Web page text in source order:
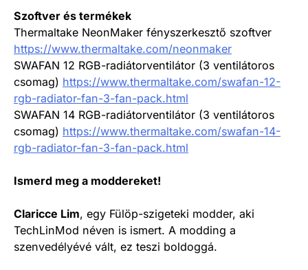
Szoftver és termékek
Thermaltake NeonMaker fényszerkesztő szoftver
https://www.thermaltake.com/neonmaker
SWAFAN 12 RGB-radiátorventilátor (3 ventilátoros
csomag) https://www.thermaltake.com/swafan-12-
rgb-radiator-fan-3-fan-pack.html
SWAFAN 14 RGB-radiátorventilátor (3 ventilátoros
csomag) https://www.thermaltake.com/swafan-14-
rgb-radiator-fan-3-fan-pack.html
Ismerd meg a moddereket!
Claricce Lim, egy Fülöp-szigeteki modder, aki
TechLinMod néven is ismert. A modding a
szenvedélyévé vált, ez teszi boldoggá.